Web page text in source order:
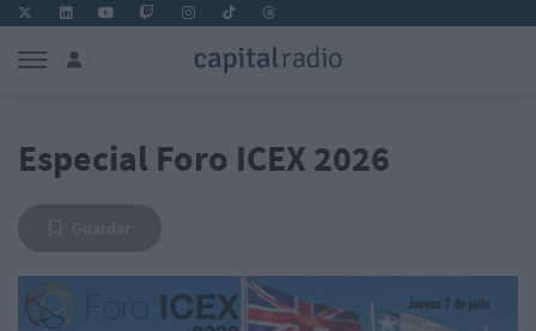
Especial Foro ICEX 2026